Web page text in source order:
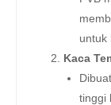
untuk
Kaca
tinggi